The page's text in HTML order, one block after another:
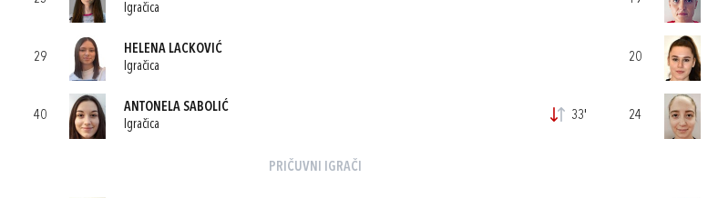
Igračica
29
HELENA LACKOVIĆ
Igračica
40
ANTONELA SABOLIĆ
Igračica
33'
PRIČUVNI IGRAČI
20
24